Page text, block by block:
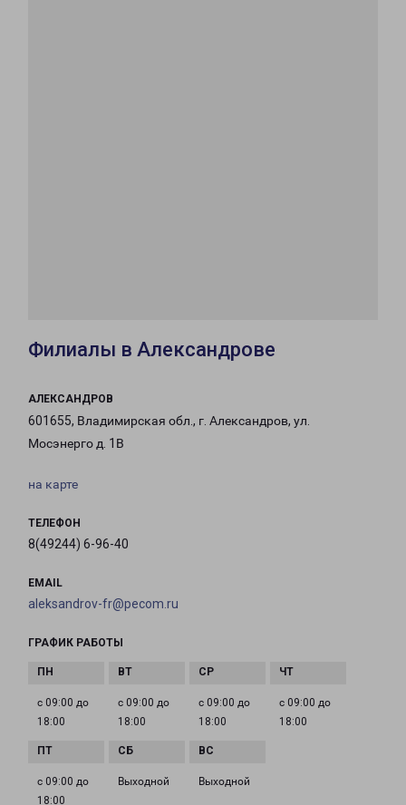
Филиалы в Александрове
АЛЕКСАНДРОВ
601655, Владимирская обл., г. Александров, ул.
Мосэнерго д. 1В
на карте
ТЕЛЕФОН
8(49244) 6-96-40
EMAIL
aleksandrov-fr@pecom.ru
ГРАФИК РАБОТЫ
с 09:00 до
18:00
с 09:00 до
18:00
с 09:00 до
18:00
с 09:00 до
18:00
с 09:00 до
18:00
Выходной Выходной